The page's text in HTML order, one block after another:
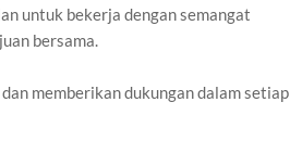
untuk bekerja dengan semangat
bersama.
memberikan dukungan dalam setiap